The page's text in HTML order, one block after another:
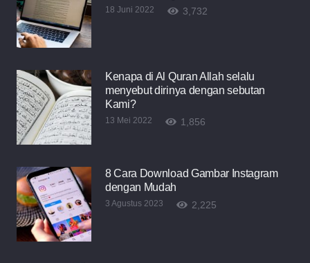
18 Juni 2022 3,732
Kenapa di Al Quran Allah selalu
menyebut dirinya dengan sebutan
Kami?
13 Mei 2022 1,856
8 Cara Download Gambar Instagram
dengan Mudah
3 Agustus 2023 2,225